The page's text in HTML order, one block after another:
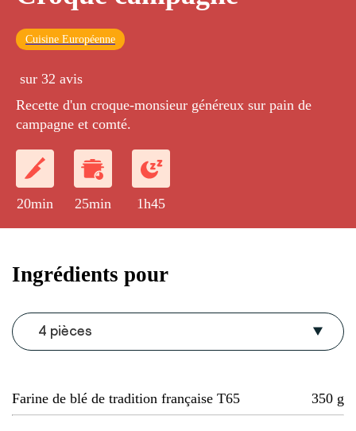
Cuisine Européenne
sur 32 avis
Recette d'un croque-monsieur généreux sur pain de
campagne et comté.
20min 25min 1h45
Ingrédients pour
4 pièces
Farine de blé de tradition française T65 350 g